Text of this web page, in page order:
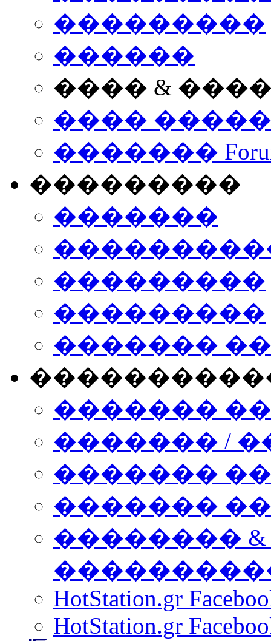
���������
������
���� &
����
�������
���������
�������
���������
���������
�������
�������
������� /
�������
������� ���
��������
HotStation.gr
HotStation.gr